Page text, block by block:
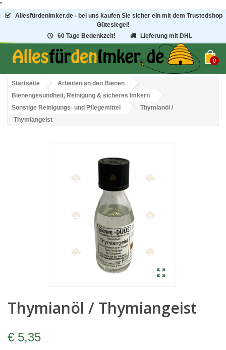
"
AllesfürdenImker.de - bei uns kaufen Sie sicher ein mit dem Trustedshop
Gütesiegel!
60 Tage Bedenkzeit!
Lieferung mit DHL
0
Startseite
Arbeiten an den Bienen
Bienengesundheit, Reinigung & sicheres Imkern
Sonstige Reinigungs- und Pflegemittel
Thymianöl /
Thymiangeist
Thymianöl / Thymiangeist
€ 5,35